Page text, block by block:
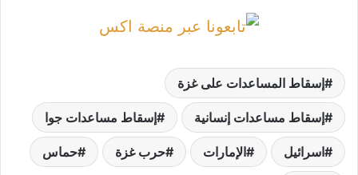
إسقاط المساعدات على غزة
إسقاط مساعدات إنسانية إسقاط مساعدات جوا
اسرائيل الإمارات حرب غزة حماس